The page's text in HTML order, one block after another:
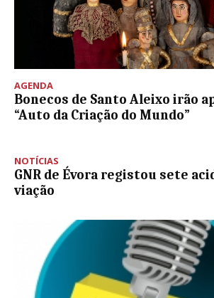
AGENDA
Bonecos de Santo Aleixo irão
“Auto da Criação do Mundo”
NOTÍCIAS
GNR de Évora registou sete
viação